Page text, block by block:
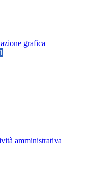
grafica
1
amministrativa